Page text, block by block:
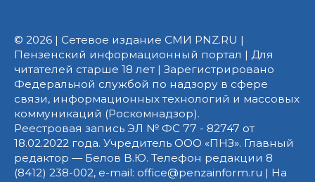
© 2026 | Сетевое издание СМИ PNZ.RU |
Пензенский информационный портал | Для
читателей старше 18 лет | Зарегистрировано
Федеральной службой по надзору в сфере
связи, информационных технологий и массовых
коммуникаций (Роскомнадзор).
Реестровая запись ЭЛ № ФС 77 - 82747 от
18.02.2022 года. Учредитель ООО «ПНЗ». Главный
редактор — Белов В.Ю. Телефон редакции 8
(8412) 238-002, e-mail: office@penzainform.ru | На